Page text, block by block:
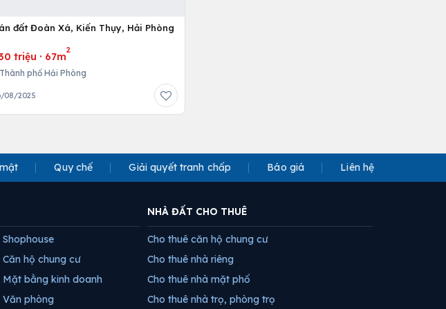
đất Đoàn Xá, Kiến Thụy, Hải Phòng
triệu · 67m
2
phố Hải Phòng
08/2025
Quy chế Giải quyết tranh chấp Báo giá Liên hệ
Shophouse
Căn hộ chung cư
Mặt bằng kinh doanh
Văn phòng
NHÀ ĐẤT CHO THUÊ
Cho thuê căn hộ chung cư
Cho thuê nhà riêng
Cho thuê nhà mặt phố
Cho thuê nhà trọ, phòng trọ